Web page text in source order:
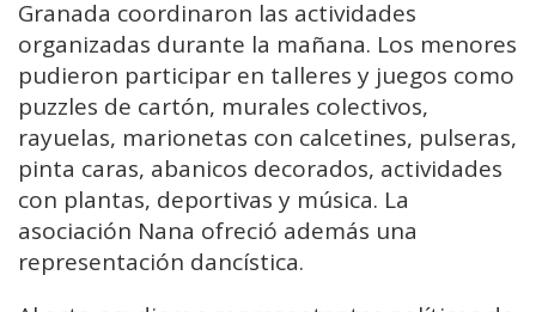
Granada coordinaron las actividades
organizadas durante la mañana. Los menores
pudieron participar en talleres y juegos como
puzzles de cartón, murales colectivos,
rayuelas, marionetas con calcetines, pulseras,
pinta caras, abanicos decorados, actividades
con plantas, deportivas y música. La
asociación Nana ofreció además una
representación dancística.